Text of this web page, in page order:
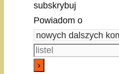
subskrybuj
Powiadom o